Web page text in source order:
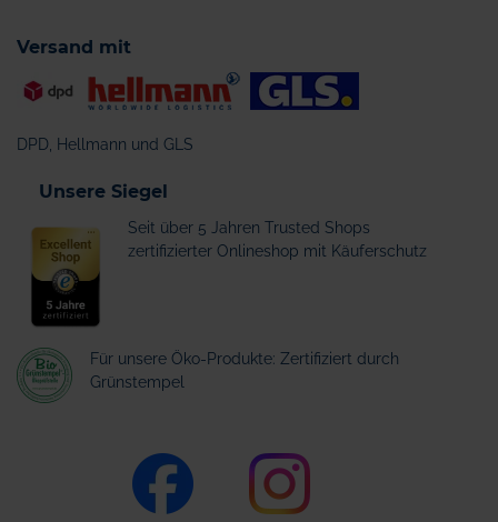
Versand mit
DPD, Hellmann und GLS
Unsere Siegel
Seit über 5 Jahren Trusted Shops
zertifizierter Onlineshop mit Käuferschutz
Für unsere Öko-Produkte: Zertifiziert durch
Grünstempel